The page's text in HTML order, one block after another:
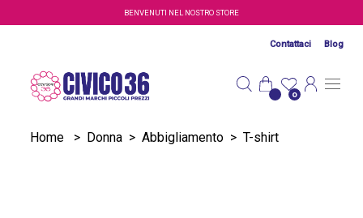
Salta al contenuto principaleBENVENUTI NEL NOSTRO STORE
Contattaci Blog
0
Home > Donna > Abbigliamento > T-shirt